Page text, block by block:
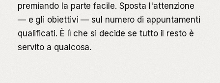
premiando la parte facile. Sposta l'attenzione
— e gli obiettivi — sul numero di appuntamenti
qualificati. È lì che si decide se tutto il resto è
servito a qualcosa.